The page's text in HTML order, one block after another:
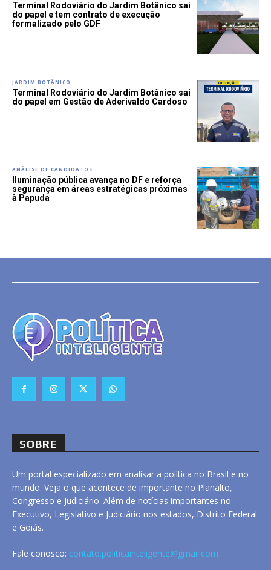
Terminal Rodoviário do Jardim Botânico sai
do papel e tem contrato de execução
formalizado pelo GDF
JARDIM BOTÂNICO
Terminal Rodoviário do Jardim Botânico sai
do papel em Gestão de Aderivaldo Cardoso
ANÁLISE DE CANDIDATOS
Iluminação pública avança no DF e reforça
segurança em áreas estratégicas próximas
à Papuda
SOBRE
Um portal especializado em analisar a política no Brasil e no
mundo. Veja o que acontece de importante no Planalto,
Congresso e Judiciário. Além de notícias importantes no
Executivo, Legislativo e Judiciário nos estados, Distrito Federal
e Goiás.
Fale conosco: contato.politicainteligente@gmail.com